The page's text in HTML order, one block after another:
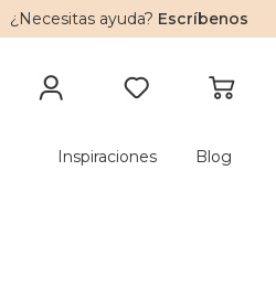
¿Necesitas ayuda? Escríbenos
Inspiraciones Blog